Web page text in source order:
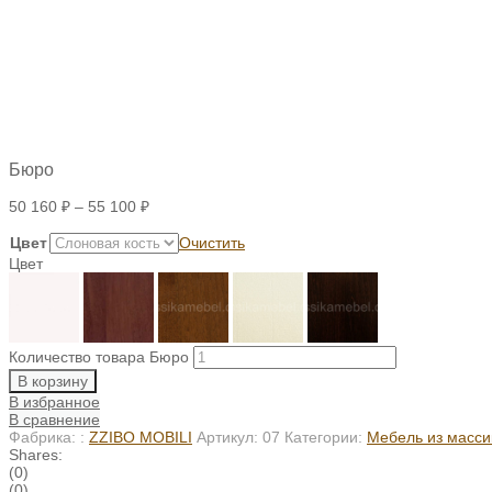
Бюро
50 160 ₽ – 55 100 ₽
Цвет
Очистить
Цвет
Количество товара Бюро
В корзину
В избранное
В сравнение
Фабрика: : ZZIBO MOBILI Артикул: 07 Категории: Мебель из
Shares:
(0)